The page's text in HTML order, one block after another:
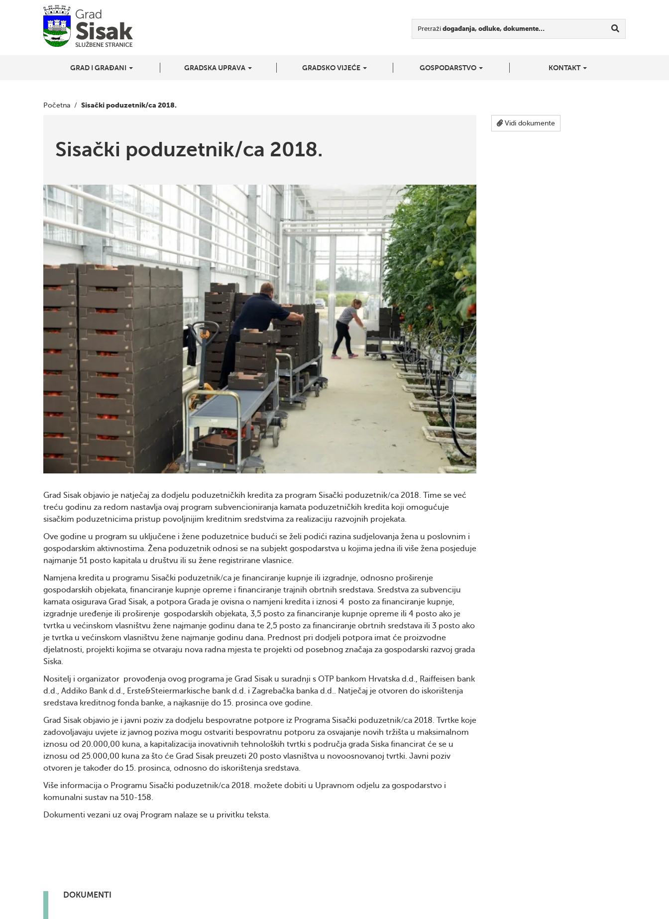
Pretraži događanja, odluke, dokumente…
GRAD I GRAĐANI GRADSKA UPRAVA GRADSKO VIJEĆE GOSPODARSTVO KONTAKT
Početna / Sisački poduzetnik/ca 2018.
Sisački poduzetnik/ca 2018.
Grad Sisak objavio je natječaj za dodjelu poduzetničkih kredita za program Sisački poduzetnik/ca 2018. Time se već
treću godinu za redom nastavlja ovaj program subvencioniranja kamata poduzetničkih kredita koji omogućuje
sisačkim poduzetnicima pristup povoljnijim kreditnim sredstvima za realizaciju razvojnih projekata.
Ove godine u program su uključene i žene poduzetnice budući se želi podići razina sudjelovanja žena u poslovnim i
gospodarskim aktivnostima. Žena poduzetnik odnosi se na subjekt gospodarstva u kojima jedna ili više žena posjeduje
najmanje 51 posto kapitala u društvu ili su žene registrirane vlasnice.
Namjena kredita u programu Sisački poduzetnik/ca je financiranje kupnje ili izgradnje, odnosno proširenje
gospodarskih objekata, financiranje kupnje opreme i financiranje trajnih obrtnih sredstava. Sredstva za subvenciju
kamata osigurava Grad Sisak, a potpora Grada je ovisna o namjeni kredita i iznosi 4 posto za financiranje kupnje,
izgradnje uređenje ili proširenje gospodarskih objekata, 3,5 posto za financiranje kupnje opreme ili 4 posto ako je
tvrtka u većinskom vlasništvu žene najmanje godinu dana te 2,5 posto za financiranje obrtnih sredstava ili 3 posto ako
je tvrtka u većinskom vlasništvu žene najmanje godinu dana. Prednost pri dodjeli potpora imat će proizvodne
djelatnosti, projekti kojima se otvaraju nova radna mjesta te projekti od posebnog značaja za gospodarski razvoj grada
Siska.
Nositelj i organizator provođenja ovog programa je Grad Sisak u suradnji s OTP bankom Hrvatska d.d., Raiffeisen bank
d.d., Addiko Bank d.d., Erste&Steiermarkische bank d.d. i Zagrebačka banka d.d.. Natječaj je otvoren do iskorištenja
sredstava kreditnog fonda banke, a najkasnije do 15. prosinca ove godine.
Grad Sisak objavio je i javni poziv za dodjelu bespovratne potpore iz Programa Sisački poduzetnik/ca 2018. Tvrtke koje
zadovoljavaju uvjete iz javnog poziva mogu ostvariti bespovratnu potporu za osvajanje novih tržišta u maksimalnom
iznosu od 20.000,00 kuna, a kapitalizacija inovativnih tehnoloških tvrtki s područja grada Siska financirat će se u
iznosu od 25.000,00 kuna za što će Grad Sisak preuzeti 20 posto vlasništva u novoosnovanoj tvrtki. Javni poziv
otvoren je također do 15. prosinca, odnosno do iskorištenja sredstava.
Više informacija o Programu Sisački poduzetnik/ca 2018. možete dobiti u Upravnom odjelu za gospodarstvo i
komunalni sustav na 510-158.
Dokumenti vezani uz ovaj Program nalaze se u privitku teksta.
DOKUMENTI
Vidi dokumente